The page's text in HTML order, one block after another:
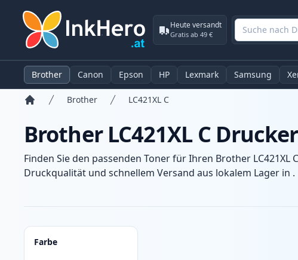
Heute versandt
Gratis ab 49 €
Brother Canon Epson HP Lexmark Samsung
Brother LC421XL C
Brother LC421XL C
Finden Sie den passenden Toner für Ihren Brother
Druckqualität und schnellem Versand aus lokalem Lager in .
Farbe